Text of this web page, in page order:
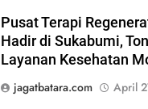
Pusat Terapi
Hadir di Sukabumi,
Layanan Kesehatan
jagatbatara.com
April